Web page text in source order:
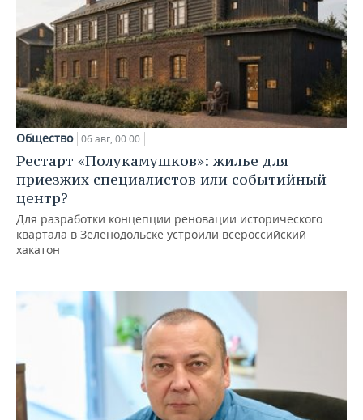
Общество 06 авг, 00:00
Рестарт «Полукамушков»: жилье для
приезжих специалистов или событийный
центр?
Для разработки концепции реновации исторического
квартала в Зеленодольске устроили всероссийский
хакатон